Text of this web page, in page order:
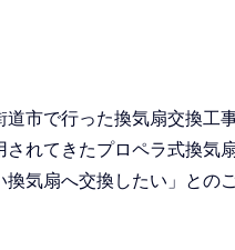
市で行った換気扇交換工
れてきたプロペラ式換気
気扇へ交換したい」との